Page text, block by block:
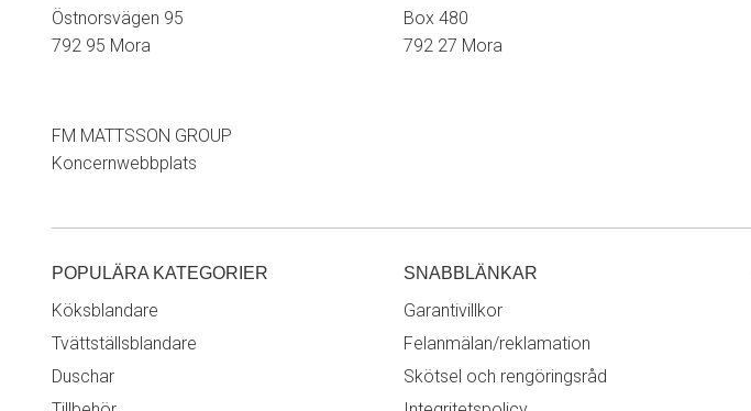
Östnorsvägen 95
792 95 Mora
FM MATTSSON GROUP
Koncernwebbplats
Box 480
792 27 Mora
POPULÄRA KATEGORIER
Köksblandare
Tvättställsblandare
Duschar
SNABBLÄNKAR
Garantivillkor
Felanmälan/reklamation
Skötsel och rengöringsråd